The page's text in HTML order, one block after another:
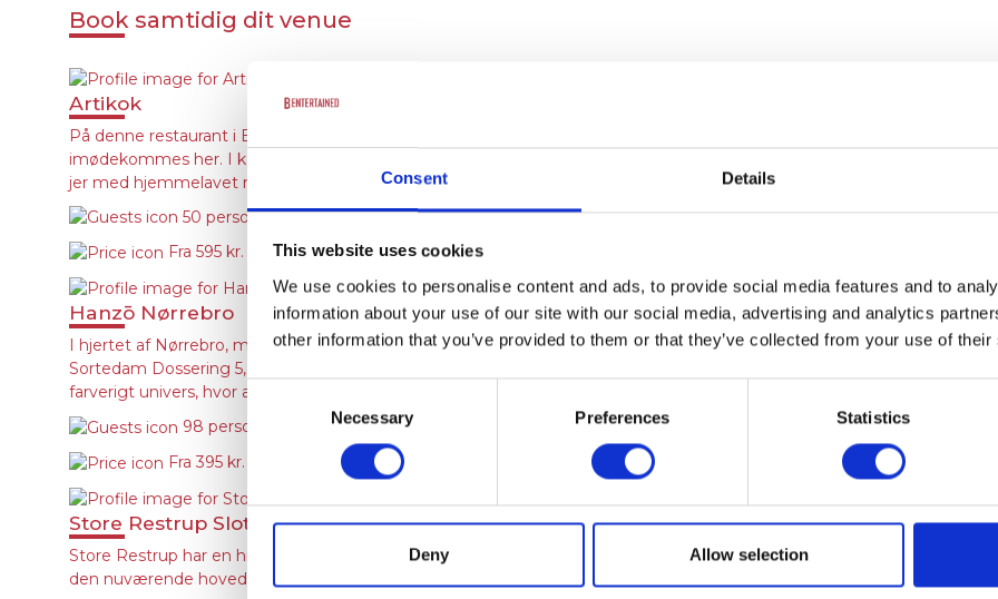
Consent Details
This website uses cookies
We use cookies to personalise content and ads, to provide social media features and to
information about your use of our site with our social media, advertising and analytics
other information that you’ve provided to them or that they’ve collected from your use of
Consent
Necessary Preferences Statistics
Deny Allow selection
Book samtidig dit venue
Artikok
På denne restaurant i Brøndbyøster kan I forvente et arrangement, der vil sætte uforglemmelige minder i gang.
imødekommes her. I kan vælge mellem en traditionel brunch, frokost eller middag, men hvis I ønsker noget mere
jer med hjemmelavet mad, tilberedt med friske, sæsonbaserede råvarer. De går til værks med enkelhed og omhu,
50 personer
Fra 595 kr.
Hanzō Nørrebro
I hjertet af Nørrebro, med udsigt over de ikoniske Søer, finder I Hanzō – en restaurant, der kombinerer det bedste fra
Sortedam Dossering 5, lige ved Dronning Louises Bro, er det røde neonskilt umuligt at overse, når det lyser op i den
farverigt univers, hvor asiatisk mystik og magi smelter sammen med nordisk design.
98 personer
Fra 395 kr.
Store Restrup Slotshotel
Store Restrup har en historie, der strækker sig tilbage til vikingetiden, hvor det oprindeligt blev anlagt som en gård.
den nuværende hovedbygning blev opført i barokstil. I 1912 blev sidebygningen tilføjet. Siden 1990 har Store Restrup